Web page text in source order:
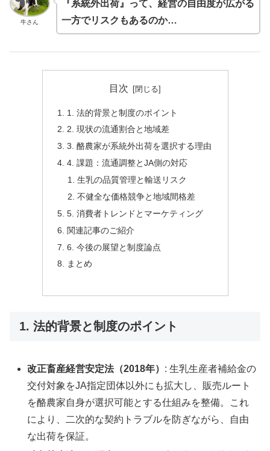
牛さん
『系統外出荷』って、経営の自由度が広がる
一方でリスクもあるのか…
目次
1. 法的背景と制度のポイント
2. 現状の流通割合と地域差
3. 酪農家が系統外出荷を選択する理由
4. 課題：流通調整とJA側の対応
生乳の品質管理と輸送リスク
不健全な価格競争と地域間格差
5. 消費者トレンドとマーケティング
関連記事のご紹介
6. 今後の展望と制度論点
まとめ
1. 法的背景と制度のポイント
改正畜産経営安定法（2018年） : 生乳生産者補給金の
交付対象をJA指定団体以外にも拡大し、販売ルート
を酪農家自身が選択可能とする仕組みを整備。これ
により、二次的な契約トラブルを防ぎながら、自由
な出荷を保証。